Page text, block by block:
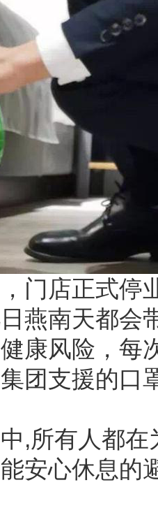
店正式停业
燕南天都会
康风险，每
团支援的口
有人都在
安心休息的